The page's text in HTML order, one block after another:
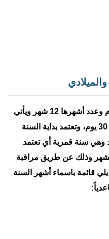
تتكون السنة الهجرية من 354.3 يوم وعدد أشهرها 12 شهر ويأتي
الشهر في السنة الهجرية إما 29 أو 30 يوم، وتعتمد بداية السنة
وهي سنة قمرية أي تعتمد
وذلك عن طريق مراقبة
يلي قائمة باسماء أشهر السنة